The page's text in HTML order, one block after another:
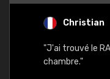
Christian
"J'ai trouvé le
chambre."